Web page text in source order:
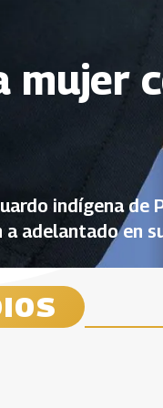
mujer
indígena
adelantado en
de esa
El
El